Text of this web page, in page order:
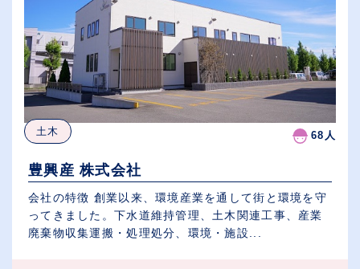
土木 68人
豊興産 株式会社
会社の特徴 創業以来、環境産業を通して街と環境を守
ってきました。下水道維持管理、土木関連工事、産業
廃棄物収集運搬・処理処分、環境・施設...